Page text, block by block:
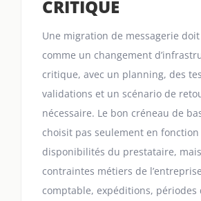
CRITIQUE
Une migration de messagerie
comme un changement
critique, avec un planning, des
validations et un scénario de
nécessaire. Le bon créneau de
choisit pas seulement en fonction
disponibilités du prestataire,
contraintes métiers de
comptable, expéditions, périodes